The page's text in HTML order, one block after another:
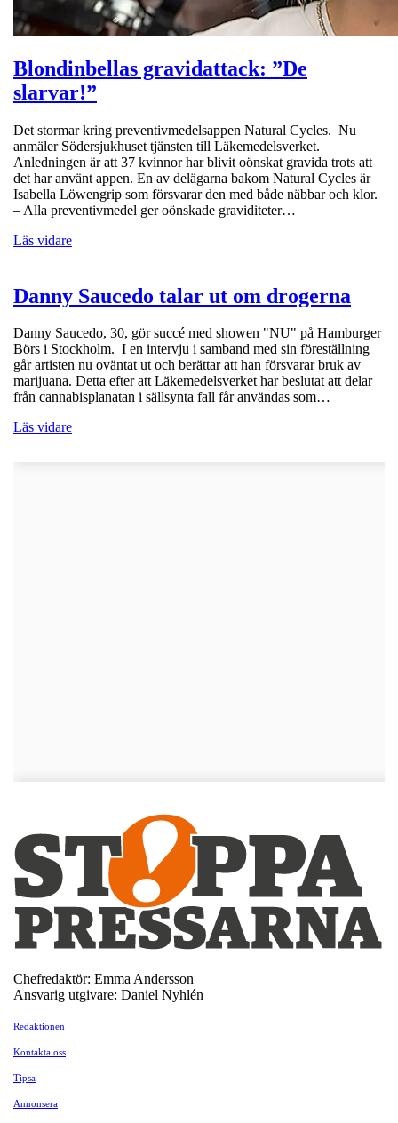
Blondinbellas gravidattack: ”De
slarvar!”
Det stormar kring preventivmedelsappen Natural Cycles. Nu
anmäler Södersjukhuset tjänsten till Läkemedelsverket.
Anledningen är att 37 kvinnor har blivit oönskat gravida trots att
det har använt appen. En av delägarna bakom Natural Cycles är
Isabella Löwengrip som försvarar den med både näbbar och klor.
– Alla preventivmedel ger oönskade graviditeter…
Läs vidare
Danny Saucedo talar ut om drogerna
Danny Saucedo, 30, gör succé med showen "NU" på Hamburger
Börs i Stockholm. I en intervju i samband med sin föreställning
går artisten nu oväntat ut och berättar att han försvarar bruk av
marijuana. Detta efter att Läkemedelsverket har beslutat att delar
från cannabisplanatan i sällsynta fall får användas som…
Läs vidare
Chefredaktör: Emma Andersson
Ansvarig utgivare: Daniel Nyhlén
Redaktionen
Kontakta oss
Tipsa
Annonsera